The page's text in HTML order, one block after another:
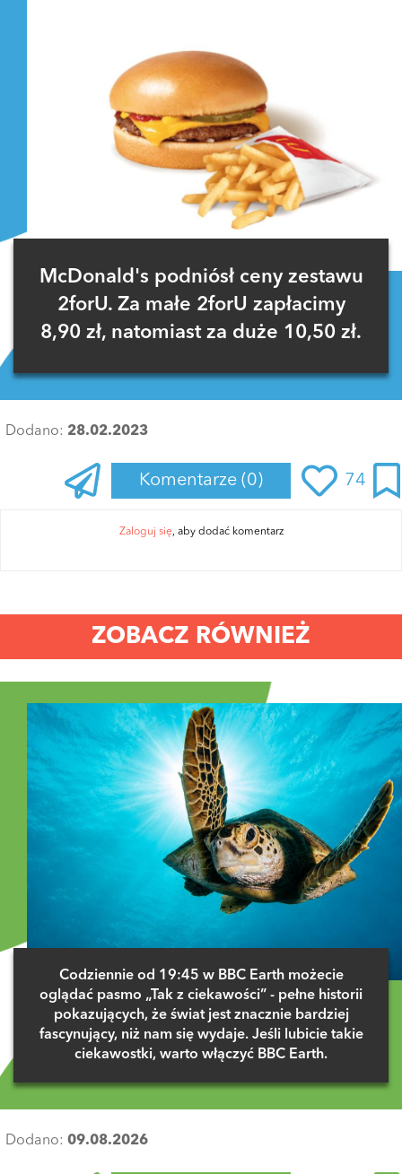
McDonald's podniósł ceny zestawu
2forU. Za małe 2forU zapłacimy
8,90 zł, natomiast za duże 10,50 zł.
Dodano: 28.02.2023
Komentarze (0) 74
Zaloguj się, aby dodać komentarz
ZOBACZ RÓWNIEŻ
Codziennie od 19:45 w BBC Earth możecie
oglądać pasmo „Tak z ciekawości” - pełne historii
pokazujących, że świat jest znacznie bardziej
fascynujący, niż nam się wydaje. Jeśli lubicie takie
ciekawostki, warto włączyć BBC Earth.
Dodano: 09.08.2026